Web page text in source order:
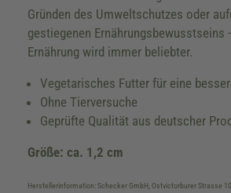
Gründen des Umweltschutzes oder
gestiegenen Ernährungsbewusstseins
Ernährung wird immer beliebter.
Vegetarisches Futter für eine
Ohne Tierversuche
Geprüfte Qualität aus deutscher
Größe: ca. 1,2 cm
Herstellerinformation: Schecker GmbH, Ostvictorburer Strasse